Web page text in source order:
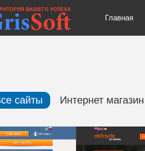
Главная
сайты Интернет магазин